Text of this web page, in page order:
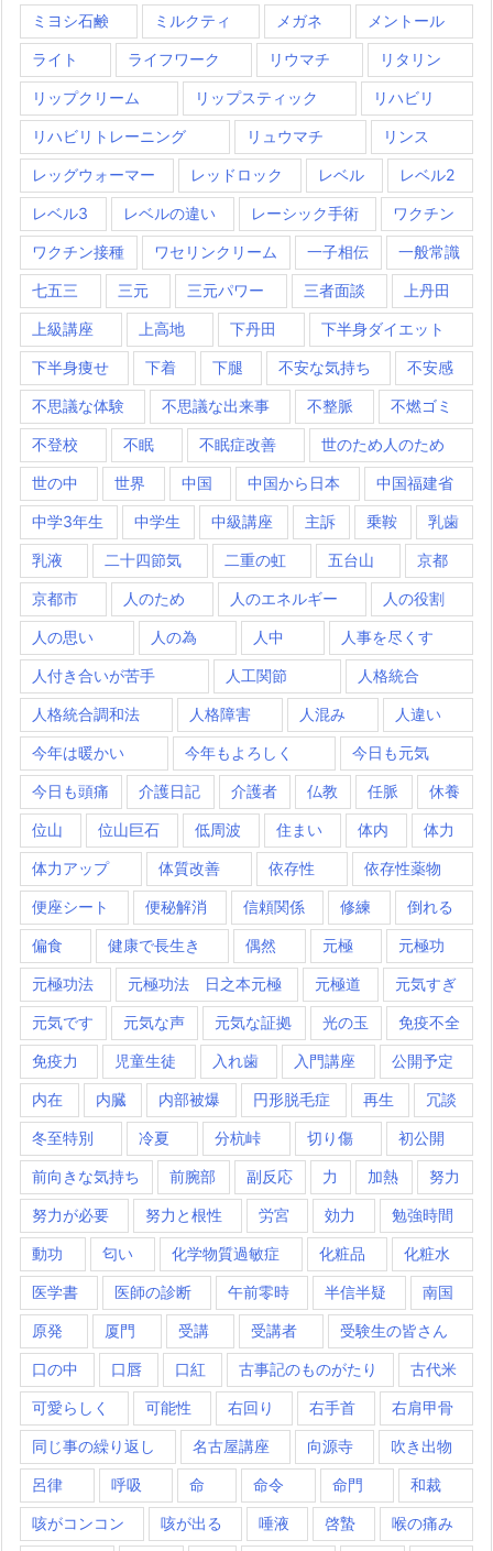
ミヨシ石鹸 ミルクティ メガネ メントール
ライト ライフワーク リウマチ リタリン
リップクリーム リップスティック リハビリ
リハビリトレーニング リュウマチ リンス
レッグウォーマー レッドロック レベル レベル2
レベル3 レベルの違い レーシック手術 ワクチン
ワクチン接種 ワセリンクリーム 一子相伝 一般常識
七五三 三元 三元パワー 三者面談 上丹田
上級講座 上高地 下丹田 下半身ダイエット
下半身痩せ 下着 下腿 不安な気持ち 不安感
不思議な体験 不思議な出来事 不整脈 不燃ゴミ
不登校 不眠 不眠症改善 世のため人のため
世の中 世界 中国 中国から日本 中国福建省
中学3年生 中学生 中級講座 主訴 乗鞍 乳歯
乳液 二十四節気 二重の虹 五台山 京都
京都市 人のため 人のエネルギー 人の役割
人の思い 人の為 人中 人事を尽くす
人付き合いが苦手 人工関節 人格統合
人格統合調和法 人格障害 人混み 人違い
今年は暖かい 今年もよろしく 今日も元気
今日も頭痛 介護日記 介護者 仏教 任脈 休養
位山 位山巨石 低周波 住まい 体内 体力
体力アップ 体質改善 依存性 依存性薬物
便座シート 便秘解消 信頼関係 修練 倒れる
偏食 健康で長生き 偶然 元極 元極功
元極功法 元極功法 日之本元極 元極道 元気すぎ
元気です 元気な声 元気な証拠 光の玉 免疫不全
免疫力 児童生徒 入れ歯 入門講座 公開予定
内在 内臓 内部被爆 円形脱毛症 再生 冗談
冬至特別 冷夏 分杭峠 切り傷 初公開
前向きな気持ち 前腕部 副反応 力 加熱 努力
努力が必要 努力と根性 労宮 効力 勉強時間
動功 匂い 化学物質過敏症 化粧品 化粧水
医学書 医師の診断 午前零時 半信半疑 南国
原発 厦門 受講 受講者 受験生の皆さん
口の中 口唇 口紅 古事記のものがたり 古代米
可愛らしく 可能性 右回り 右手首 右肩甲骨
同じ事の繰り返し 名古屋講座 向源寺 吹き出物
呂律 呼吸 命 命令 命門 和裁
咳がコンコン 咳が出る 唾液 啓蟄 喉の痛み